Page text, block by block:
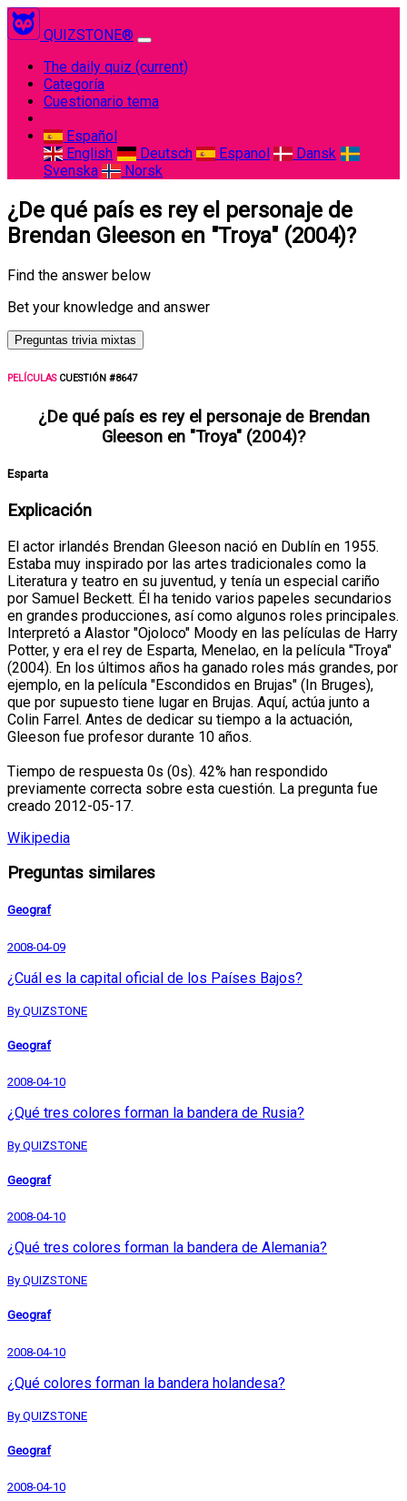
QUIZSTONE®
The daily quiz (current)
Categoría
Cuestionario tema
Español
English
Deutsch Espanol
Dansk
Svenska
Norsk
¿De qué país es rey el personaje de
Brendan Gleeson en "Troya" (2004)?
Find the answer below
Bet your knowledge and answer
Preguntas trivia mixtas
PELÍCULASCUESTIÓN #8647
¿De qué país es rey el personaje de Brendan
Gleeson en "Troya" (2004)?
Esparta
Explicación
El actor irlandés Brendan Gleeson nació en Dublín en 1955.
Estaba muy inspirado por las artes tradicionales como la
Literatura y teatro en su juventud, y tenía un especial cariño
por Samuel Beckett. Él ha tenido varios papeles secundarios
en grandes producciones, así como algunos roles principales.
Interpretó a Alastor "Ojoloco" Moody en las películas de Harry
Potter, y era el rey de Esparta, Menelao, en la película "Troya"
(2004). En los últimos años ha ganado roles más grandes, por
ejemplo, en la película "Escondidos en Brujas" (In Bruges),
que por supuesto tiene lugar en Brujas. Aquí, actúa junto a
Colin Farrel. Antes de dedicar su tiempo a la actuación,
Gleeson fue profesor durante 10 años.
Tiempo de respuesta 0s (0s). 42% han respondido
previamente correcta sobre esta cuestión. La pregunta fue
creado 2012-05-17.
Wikipedia
Preguntas similares
Geograf
2008-04-09
¿Cuál es la capital oficial de los Países Bajos?
By QUIZSTONE
Geograf
2008-04-10
¿Qué tres colores forman la bandera de Rusia?
By QUIZSTONE
Geograf
2008-04-10
¿Qué tres colores forman la bandera de Alemania?
By QUIZSTONE
Geograf
2008-04-10
¿Qué colores forman la bandera holandesa?
By QUIZSTONE
Geograf
2008-04-10